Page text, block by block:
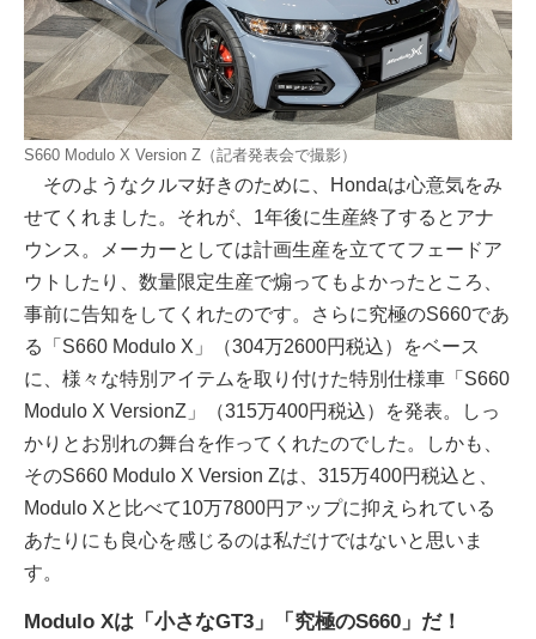
S660 Modulo X Version Z（記者発表会で撮影）
そのようなクルマ好きのために、Hondaは心意気をみ
せてくれました。それが、1年後に生産終了するとアナ
ウンス。メーカーとしては計画生産を立ててフェードア
ウトしたり、数量限定生産で煽ってもよかったところ、
事前に告知をしてくれたのです。さらに究極のS660であ
る「S660 Modulo X」（304万2600円税込）をベース
に、様々な特別アイテムを取り付けた特別仕様車「S660
Modulo X VersionZ」（315万400円税込）を発表。しっ
かりとお別れの舞台を作ってくれたのでした。しかも、
そのS660 Modulo X Version Zは、315万400円税込と、
Modulo Xと比べて10万7800円アップに抑えられている
あたりにも良心を感じるのは私だけではないと思いま
す。
Modulo Xは「小さなGT3」「究極のS660」だ！